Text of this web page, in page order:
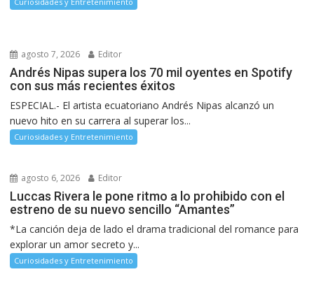
agosto 7, 2026 Editor
Andrés Nipas supera los 70 mil oyentes en Spotify
con sus más recientes éxitos
ESPECIAL.- El artista ecuatoriano Andrés Nipas alcanzó un
nuevo hito en su carrera al superar los...
Curiosidades y Entretenimiento
agosto 6, 2026 Editor
Luccas Rivera le pone ritmo a lo prohibido con el
estreno de su nuevo sencillo “Amantes”
*La canción deja de lado el drama tradicional del romance para
explorar un amor secreto y...
Curiosidades y Entretenimiento